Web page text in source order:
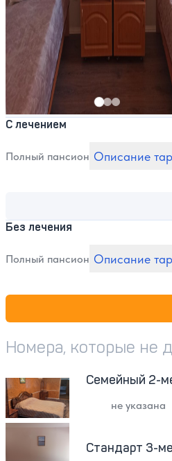
С лечением
Полный пансион Описание
Без лечения
Полный пансион Описание
Номера, которые не
Семейный 2-
не указана
Стандарт 3-